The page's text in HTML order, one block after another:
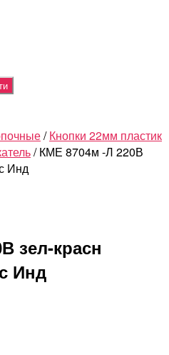
/Кнопки 22мм пластик
/ КМЕ 8704м -Л 220В
Инд
зел-красн
Инд